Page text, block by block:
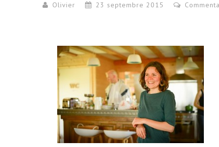
Olivier 23 septembre 2015